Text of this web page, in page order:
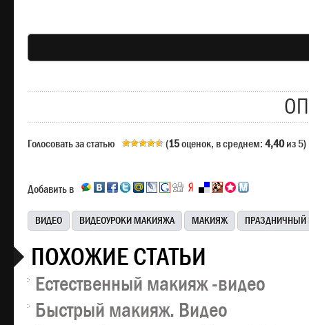
Голосовать за статью (15оценок, в среднем: 4,40из 5)
Добавить в
ВИДЕО ВИДЕОУРОКИ МАКИЯЖА МАКИЯЖ
ПОХОЖИЕ СТАТЬИ
Естественный макияж -видео
Быстрый макияж. Видео